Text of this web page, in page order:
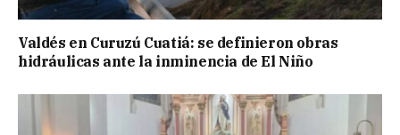
Valdés en Curuzú Cuatiá: se definieron obras
hidráulicas ante la inminencia de El Niño